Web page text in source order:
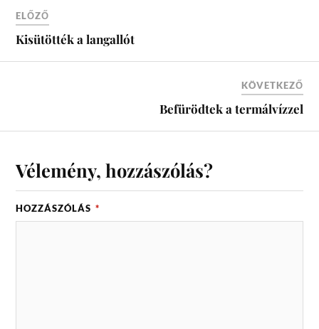
ELŐZŐ
Kisütötték a langallót
KÖVETKEZŐ
Befürödtek a termálvízzel
Vélemény, hozzászólás?
HOZZÁSZÓLÁS *